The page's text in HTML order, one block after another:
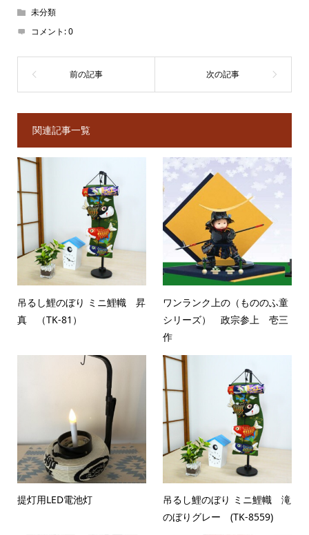
未分類
コメント:0
関連記事一覧
吊るし鯉のぼり ミニ鯉幟 昇
真 （TK-81）
ワンランク上の（もののふ童
シリーズ） 政宗参上 壱三
作
提灯用LED電池灯
吊るし鯉のぼり ミニ鯉幟 滝
のぼりグレー (TK-8559)